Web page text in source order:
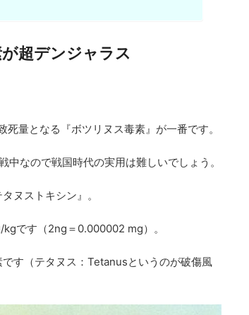
超デンジャラス
量となる『ボツリヌス毒素』が一番です。
なので戦国時代の実用は難しいでしょう。
ヌストキシン』。
です（2ng＝0.000002 mg）。
す（テタヌス：Tetanusというのが破傷風